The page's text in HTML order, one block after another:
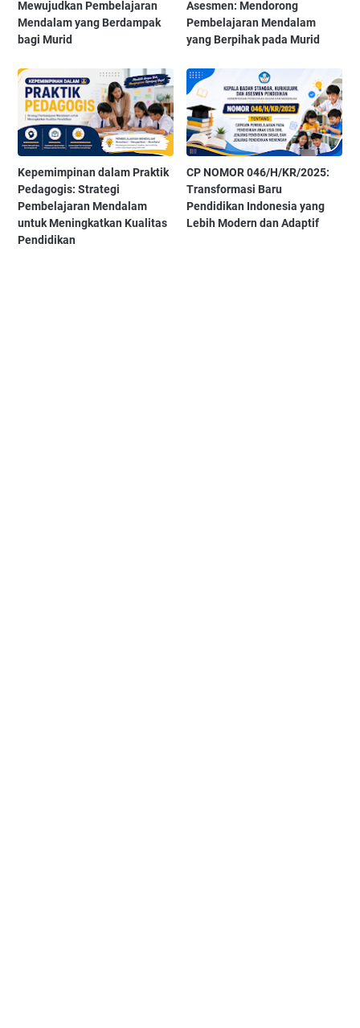
Mewujudkan Pembelajaran
Mendalam yang Berdampak
bagi Murid
Asesmen: Mendorong
Pembelajaran Mendalam
yang Berpihak pada Murid
Kepemimpinan dalam Praktik
Pedagogis: Strategi
Pembelajaran Mendalam
untuk Meningkatkan Kualitas
Pendidikan
CP NOMOR 046/H/KR/2025:
Transformasi Baru
Pendidikan Indonesia yang
Lebih Modern dan Adaptif